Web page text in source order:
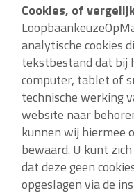
Cookies, of
analytische cookies
tekstbestand dat bij
computer, tablet of
technische werking
website naar
kunnen wij hiermee
bewaard. U kunt
dat deze geen
opgeslagen via de